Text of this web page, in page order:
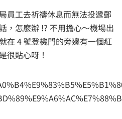
員工去祈禱休息而無法投遞郵
，怎麼辦 !? 不用擔心～機場出
在 4 號登機門的旁邊有一個紅
很貼心呀！